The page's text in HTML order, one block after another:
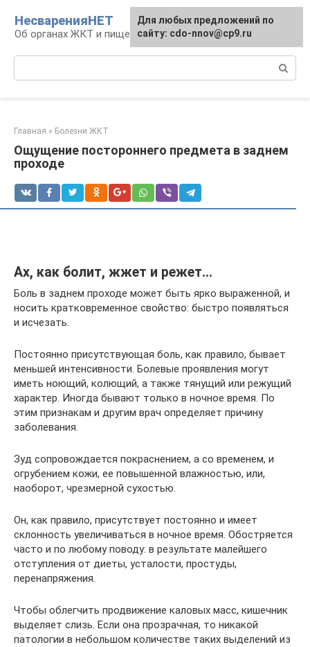
контенту
НесваренияНЕТ
Об органах ЖКТ и пищеварении
Главная » Болезни ЖКТ
Ощущение постороннего предмета в заднем
проходе
Ах, как болит, жжет и режет…
Боль в заднем проходе может быть ярко выраженной, и
носить кратковременное свойство: быстро появляться
и исчезать.
Постоянно присутствующая боль, как правило, бывает
меньшей интенсивности. Болевые проявления могут
иметь ноющий, колющий, а также тянущий или режущий
характер. Иногда бывают только в ночное время. По
этим признакам и другим врач определяет причину
заболевания.
Зуд сопровождается покраснением, а со временем, и
огрубением кожи, ее повышенной влажностью, или,
наоборот, чрезмерной сухостью.
Он, как правило, присутствует постоянно и имеет
склонность увеличиваться в ночное время. Обостряется
часто и по любому поводу: в результате малейшего
отступления от диеты, усталости, простуды,
перенапряжения.
Чтобы облегчить продвижение каловых масс, кишечник
выделяет слизь. Если она прозрачная, то никакой
патологии в небольшом количестве таких выделений из
Для любых предложений по
сайту: cdo-nnov@cp9.ru